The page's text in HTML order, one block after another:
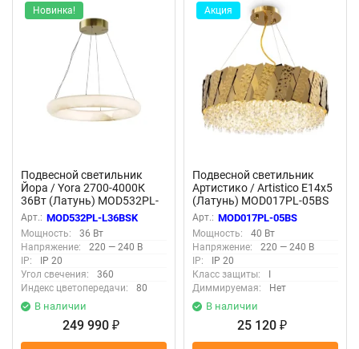
Новинка!
Подвесной светильник
Йора / Yora 2700-4000К
36Вт (Латунь) MOD532PL-
L36BSK
Арт.: MOD532PL-L36BSK
Мощность:
36 Вт
Напряжение:
220 — 240 В
IP:
IP 20
Угол свечения:
360
Индекс цветопередачи:
80
В наличии
249 990 ₽
Акция
Подвесной светильник
Артистико / Artistico E14х5
(Латунь) MOD017PL-05BS
Арт.: MOD017PL-05BS
Мощность:
40 Вт
Напряжение:
220 — 240 В
IP:
IP 20
Класс защиты:
Диммируемая:
Нет
В наличии
25 120 ₽